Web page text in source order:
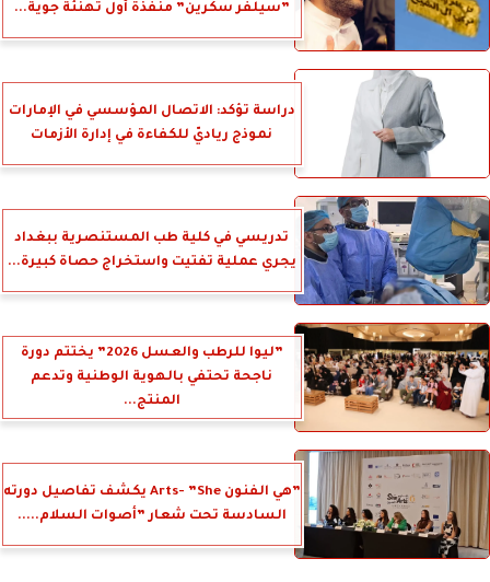
”سيلفر سكرين” منفذة أول تهنئة جوية...
دراسة تؤكد: الاتصال المؤسسي في الإمارات
نموذج رياديّ للكفاءة في إدارة الأزمات
تدريسي في كلية طب المستنصرية ببغداد
يجري عملية تفتيت واستخراج حصاة كبيرة...
”ليوا للرطب والعسل 2026” يختتم دورة
ناجحة تحتفي بالهوية الوطنية وتدعم
المنتج...
”هي الفنون Arts- ”She يكشف تفاصيل دورته
السادسة تحت شعار ”أصوات السلام.....